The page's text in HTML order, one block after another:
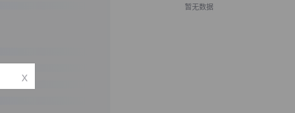
暂无数据
x